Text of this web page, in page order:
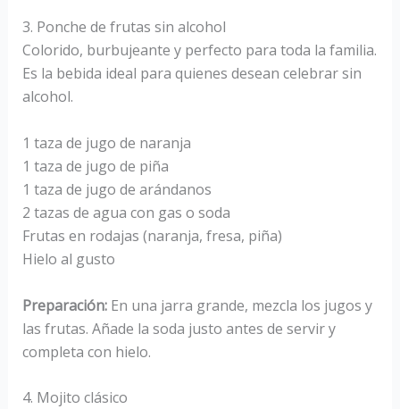
3. Ponche de frutas sin alcohol
Colorido, burbujeante y perfecto para toda la familia.
Es la bebida ideal para quienes desean celebrar sin
alcohol.
1 taza de jugo de naranja
1 taza de jugo de piña
1 taza de jugo de arándanos
2 tazas de agua con gas o soda
Frutas en rodajas (naranja, fresa, piña)
Hielo al gusto
Preparación:En una jarra grande, mezcla los jugos y
las frutas. Añade la soda justo antes de servir y
completa con hielo.
4. Mojito clásico